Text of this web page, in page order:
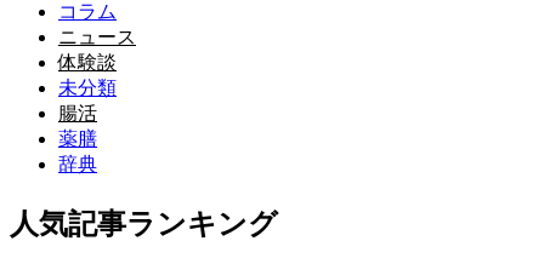
コラム
ニュース
体験談
未分類
腸活
薬膳
辞典
人気記事ランキング